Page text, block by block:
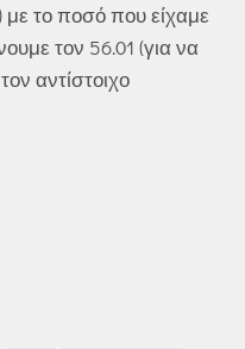
με το ποσό που είχαμε
τον 56.01 (για να
αντίστοιχο